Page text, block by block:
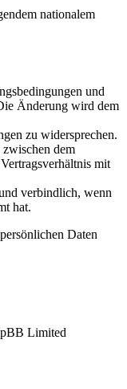
nationalem
und
Änderung wird dem
zu widersprechen.
zwischen dem
mit
verbindlich, wenn
hat.
Daten
Limited